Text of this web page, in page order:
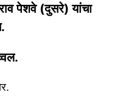
पेशवे (दुसरे) यांचा